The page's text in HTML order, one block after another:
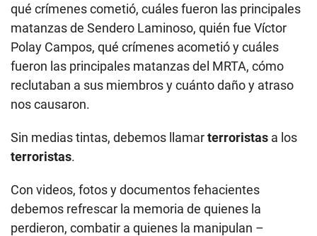
qué crímenes cometió, cuáles fueron las principales
matanzas de Sendero Laminoso, quién fue Víctor
Polay Campos, qué crímenes acometió y cuáles
fueron las principales matanzas del MRTA, cómo
reclutaban a sus miembros y cuánto daño y atraso
nos causaron.
Sin medias tintas, debemos llamarterroristas a los
terroristas.
Con videos, fotos y documentos fehacientes
debemos refrescar la memoria de quienes la
perdieron, combatir a quienes la manipulan –